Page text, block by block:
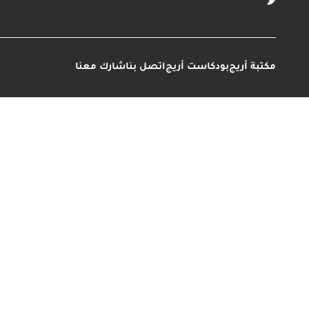
مكتبة أريجبودكاست أريجاتصل بناشارك معنا